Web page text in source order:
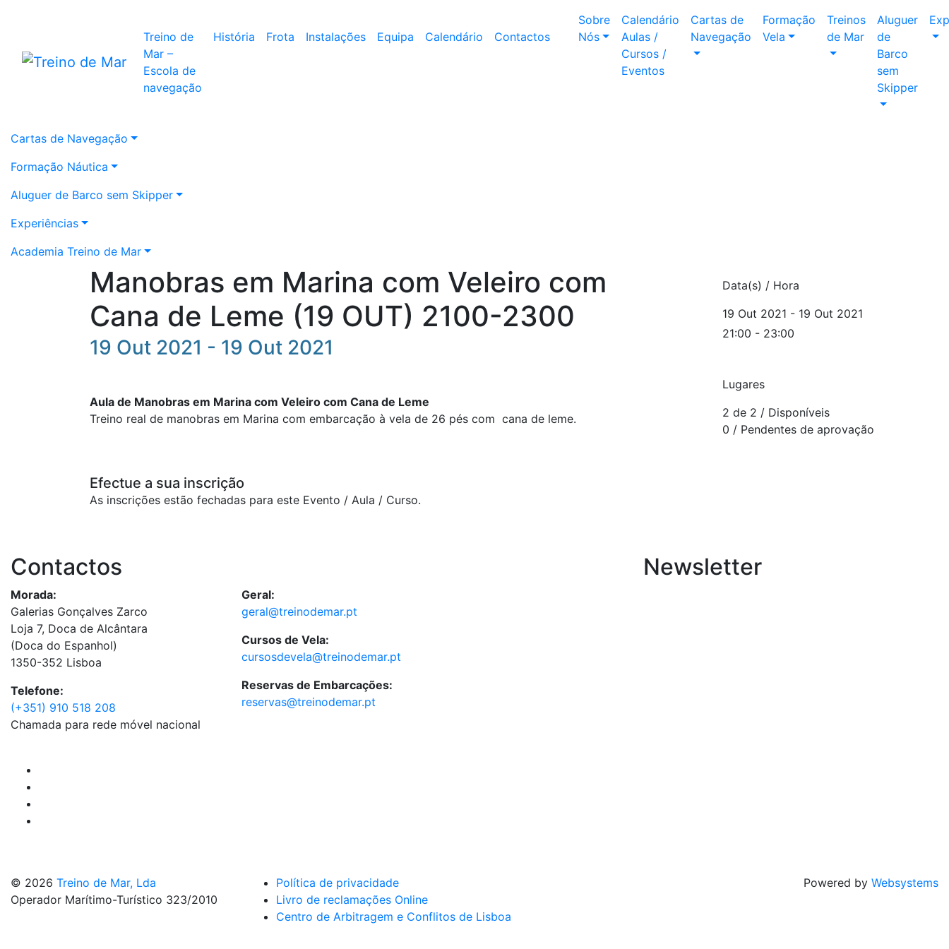
Treino de
Mar –
Escola de
navegação
História Frota Instalações Equipa Calendário Contactos
Sobre
Nós
Calendário
Aulas /
Cursos /
Eventos
Cartas de
Navegação
Formação
Vela
Treinos
de Mar
Aluguer
de
Barco
sem
Skipper
Cartas de Navegação
Formação Náutica
Aluguer de Barco sem Skipper
Experiências
Academia Treino de Mar
Manobras em Marina com Veleiro com
Cana de Leme (19 OUT) 2100-2300
19 Out 2021 - 19 Out 2021
Aula de Manobras em Marina com Veleiro com Cana de Leme
Treino real de manobras em Marina com embarcação à vela de 26 pés com cana de leme.
Data(s) / Hora
19 Out 2021 - 19 Out 2021
21:00 - 23:00
Lugares
2 de 2 / Disponíveis
0 / Pendentes de aprovação
Efectue a sua inscrição
As inscrições estão fechadas para este Evento / Aula / Curso.
Contactos
Morada:
Galerias Gonçalves Zarco
Loja 7, Doca de Alcântara
(Doca do Espanhol)
1350-352 Lisboa
Telefone:
(+351) 910 518 208
Chamada para rede móvel nacional
Geral:
geral@treinodemar.pt
Cursos de Vela:
cursosdevela@treinodemar.pt
Reservas de Embarcações:
reservas@treinodemar.pt
Newsletter
© 2026 Treino de Mar, Lda
Operador Marítimo-Turístico 323/2010
Política de privacidade
Livro de reclamações Online
Centro de Arbitragem e Conflitos de Lisboa
Powered by Websystems